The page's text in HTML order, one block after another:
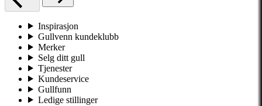
Inspirasjon
Gullvenn kundeklubb
Merker
Selg ditt gull
Tjenester
Kundeservice
Gullfunn
Ledige stillinger